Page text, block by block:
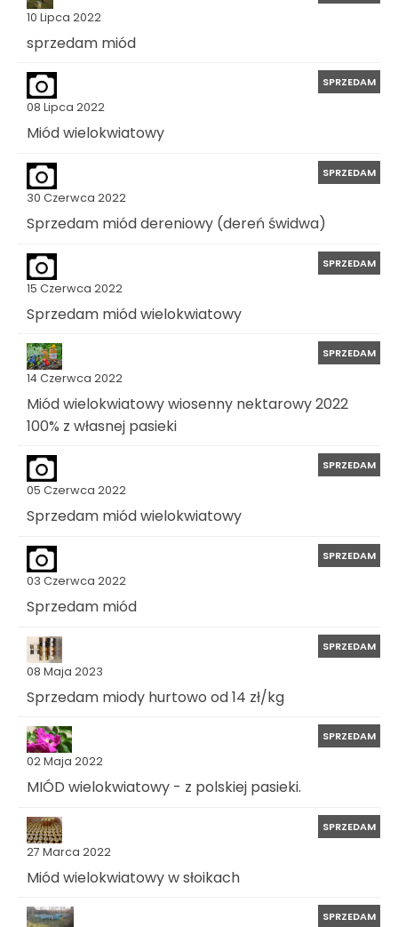
10 Lipca 2022
sprzedam miód
08 Lipca 2022
SPRZEDAM
Miód wielokwiatowy
30 Czerwca 2022
SPRZEDAM
Sprzedam miód dereniowy (dereń świdwa)
15 Czerwca 2022
SPRZEDAM
Sprzedam miód wielokwiatowy
14 Czerwca 2022
SPRZEDAM
Miód wielokwiatowy wiosenny nektarowy 2022
100% z własnej pasieki
05 Czerwca 2022
SPRZEDAM
Sprzedam miód wielokwiatowy
03 Czerwca 2022
SPRZEDAM
Sprzedam miód
08 Maja 2023
SPRZEDAM
Sprzedam miody hurtowo od 14 zł/kg
02 Maja 2022
SPRZEDAM
MIÓD wielokwiatowy - z polskiej pasieki.
27 Marca 2022
SPRZEDAM
Miód wielokwiatowy w słoikach
SPRZEDAM